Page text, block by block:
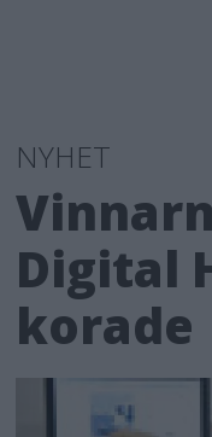
NYHET
Digital
korade